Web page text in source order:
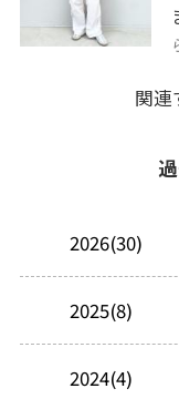
関連
2026(30)
2025(8)
2024(4)